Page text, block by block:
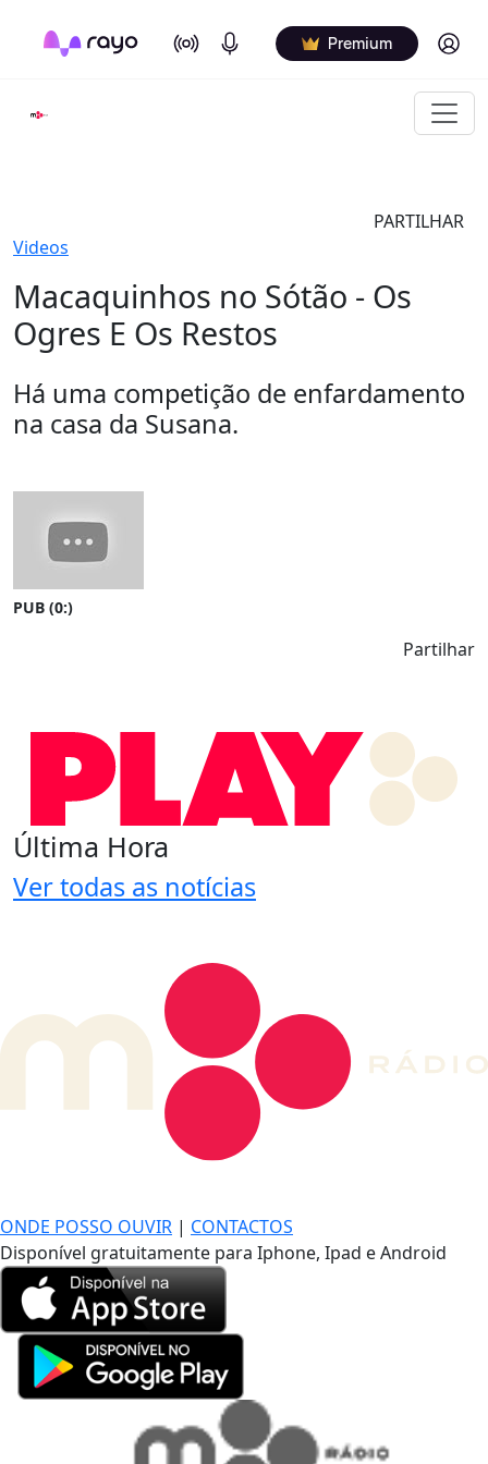
On Air Podcasts Premium Log in
PARTILHAR
Videos
Macaquinhos no Sótão - Os
Ogres E Os Restos
Há uma competição de enfardamento
na casa da Susana.
PUB (0:)
Partilhar
Última Hora
Ver todas as notícias
ONDE POSSO OUVIR | CONTACTOS
Disponível gratuitamente para Iphone, Ipad e Android